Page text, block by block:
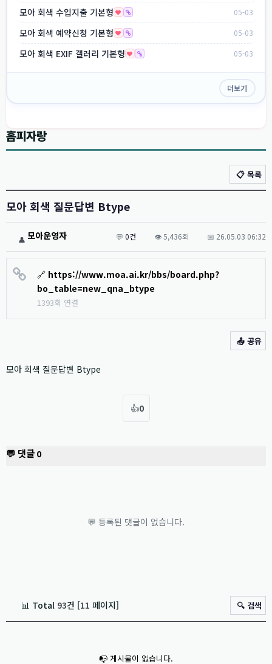
모아 회색 수입지출 기본형 05-03
모아 회색 예약신청 기본형 05-03
모아 회색 EXIF 갤러리 기본형 05-03
더보기
홈피자랑
📋 목록
모아 회색 질문답변 Btype
👤 모아운영자 💬 0건 👁️ 5,436회 📅 26.05.03 06:32
🔗 https://www.moa.ai.kr/bbs/board.php?
bo_table=new_qna_btype
1393회 연결
📤 공유
모아 회색 질문답변 Btype
👍0
💬 댓글 0
💬 등록된 댓글이 없습니다.
📊 Total 93건 [11 페이지] 🔍 검색
📭 게시물이 없습니다.